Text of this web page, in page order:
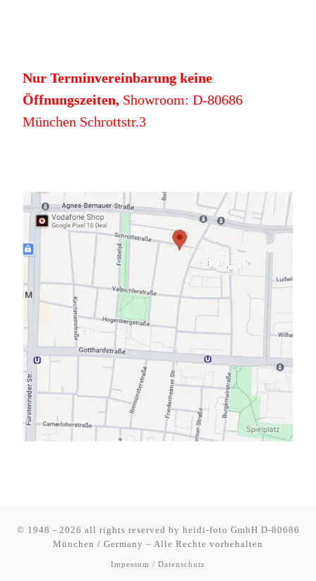
Nur Terminvereinbarung keine
Öffnungszeiten,Showroom: D-80686
München Schrottstr.3
© 1948 - 2026 all rights reserved by heidi-foto GmbH D-80686
München / Germany – Alle Rechte vorbehalten
Impessum / Datenschutz